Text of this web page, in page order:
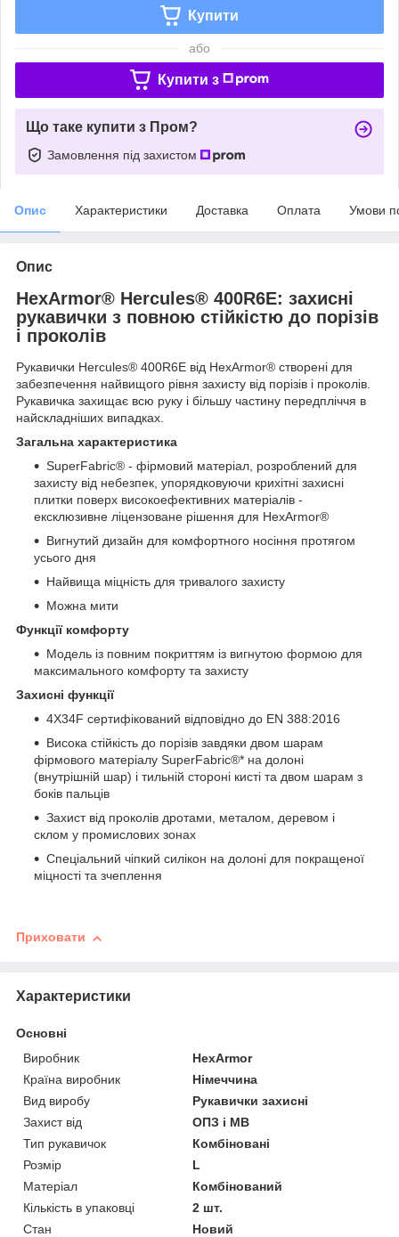
Купити
або
Купити з
Що таке купити з Пром?
Замовлення під захистом
Опис Характеристики Доставка Оплата Умови
Опис
HexArmor® Hercules® 400R6E: захисні
рукавички з повною стійкістю до порізів
і проколів
Рукавички Hercules® 400R6E від HexArmor® створені для
забезпечення найвищого рівня захисту від порізів і проколів.
Рукавичка захищає всю руку і більшу частину передпліччя в
найскладніших випадках.
Загальна характеристика
SuperFabric® - фірмовий матеріал, розроблений для
захисту від небезпек, упорядковуючи крихітні захисні
плитки поверх високоефективних матеріалів -
ексклюзивне ліцензоване рішення для HexArmor®
Вигнутий дизайн для комфортного носіння протягом
усього дня
Найвища міцність для тривалого захисту
Можна мити
Функції комфорту
Модель із повним покриттям із вигнутою формою для
максимального комфорту та захисту
Захисні функції
4X34F сертифікований відповідно до EN 388:2016
Висока стійкість до порізів завдяки двом шарам
фірмового матеріалу SuperFabric®* на долоні
(внутрішній шар) і тильній стороні кисті та двом шарам з
боків пальців
Захист від проколів дротами, металом, деревом і
склом у промислових зонах
Спеціальний чіпкий силікон на долоні для покращеної
міцності та зчеплення
Приховати
Характеристики
Основні
Виробник
HexArmor
Країна виробник
Німеччина
Вид виробу
Рукавички захисні
Захист від
ОПЗ і МВ
Тип рукавичок
Комбіновані
Розмір
L
Матеріал
Комбінований
Кількість в упаковці
2 шт.
Стан
Новий